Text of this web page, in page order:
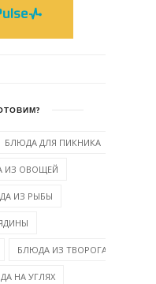
БЛЮДА ДЛЯ ПИКНИКА
ИЗ ОВОЩЕЙ
ИЗ РЫБЫ
БЛЮДА ИЗ ТВОРОГА
НА УГЛЯХ